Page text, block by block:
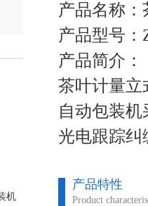
产品名称：
产品型号：
产品简介：
茶叶计量立
自动包装
光电跟踪纠
产品特性
Product
机